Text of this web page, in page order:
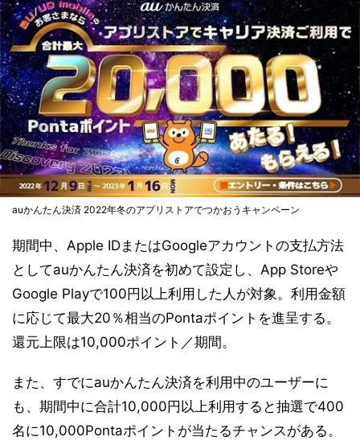
auかんたん決済 2022年冬のアプリストアでつかおうキャンペーン
期間中、Apple IDまたはGoogleアカウントの支払方法
としてauかんたん決済を初めて設定し、App Storeや
Google Playで100円以上利用した人が対象。利用金額
に応じて最大20％相当のPontaポイントを進呈する。
還元上限は10,000ポイント／期間。
また、すでにauかんたん決済を利用中のユーザーに
も、期間中に合計10,000円以上利用すると抽選で400
名に10,000Pontaポイントが当たるチャンスがある。